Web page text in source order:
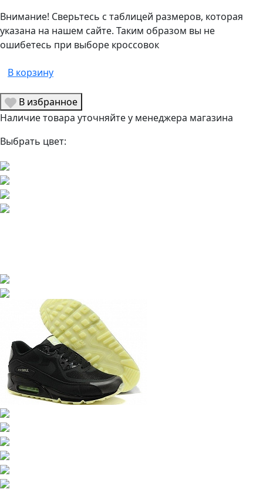
Внимание! Сверьтесь с таблицей размеров, которая
указана на нашем сайте. Таким образом вы не
ошибетесь при выборе кроссовок
В корзину
В избранное
Наличие товара уточняйте у менеджера магазина
Выбрать цвет: